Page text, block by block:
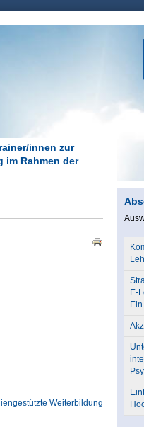
innen zur
Rahmen der
Weiterbildung
E-